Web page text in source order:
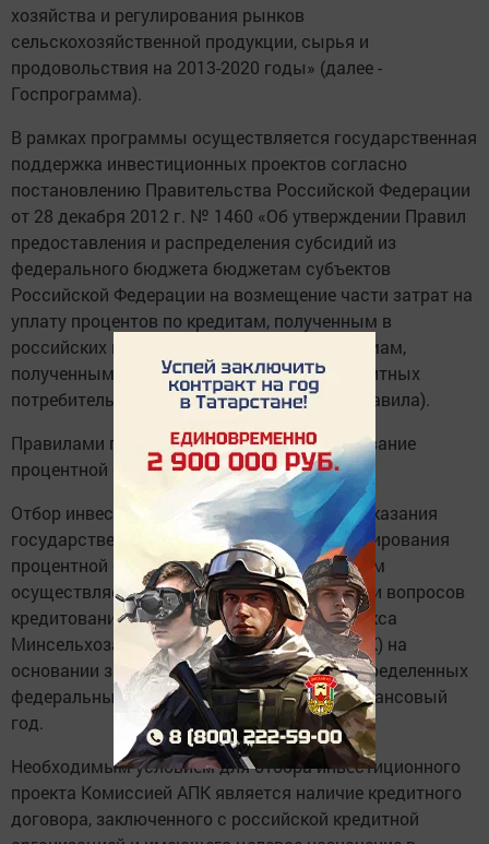
хозяйства и регулирования рынков
сельскохозяйственной продукции, сырья и
продовольствия на 2013-2020 годы» (далее -
Госпрограмма).
В рамках программы осуществляется государственная
поддержка инвестиционных проектов согласно
постановлению Правительства Российской Федерации
от 28 декабря 2012 г. № 1460 «Об утверждении Правил
предоставления и распределения субсидий из
федерального бюджета бюджетам субъектов
Российской Федерации на возмещение части затрат на
уплату процентов по кредитам, полученным в
российских кредитных организациях и займам,
полученным в сельскохозяйственных кредитных
потребительских кооперативах» (далее - Правила).
Правилами предусматривается субсидирование
процентной ставки по кредитам.
Отбор инвестиционных проектов с целью оказания
государственной поддержки в виде субсидирования
процентной ставки по полученным кредитам
осуществляется Комиссией по координации вопросов
кредитования агропромышленного комплекса
Минсельхоза России (далее - Комиссия АПК) на
основании заявок и в пределах средств, определенных
федеральным бюджетом на очередной финансовый
год.
Необходимым условием для отбора инвестиционного
проекта Комиссией АПК является наличие кредитного
договора, заключенного с российской кредитной